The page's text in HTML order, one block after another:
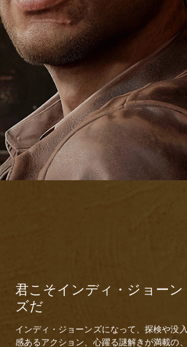
君こそインディ・ジョーン
ズだ
インディ・ジョーンズになって、探検や没入
感あるアクション、心躍る謎解きが満載の、